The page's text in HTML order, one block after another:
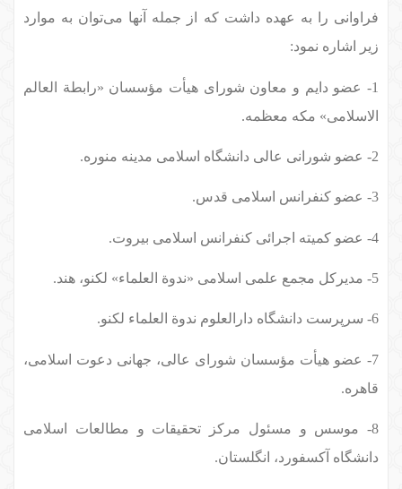
فراوانی را به عهده داشت که از جمله آنها می‌توان به موارد
زیر اشاره نمود:
1- عضو دایم و معاون شورای هیأت مؤسسان «رابطة العالم
الاسلامی» مکه معظمه.
2- عضو شورانی عالی دانشگاه اسلامی مدینه منوره.
3- عضو کنفرانس اسلامی قدس.
4- عضو کمیته اجرائی کنفرانس اسلامی بیروت.
5- مدیرکل مجمع علمی اسلامی «ندوة العلماء» لکنو، هند.
6- سرپرست دانشگاه دارالعلوم ندوة العلماء لکنو.
7- عضو هیأت مؤسسان شورای عالی، جهانی دعوت اسلامی،
قاهره.
8- موسس و مسئول مرکز تحقیقات و مطالعات اسلامی
دانشگاه آکسفورد، انگلستان.